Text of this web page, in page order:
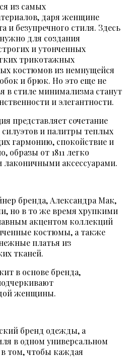
из самых
даря женщине
и безупречного стиля. Здесь
для создания
и утонченных
трикотажных
костюмов из немнущейся
и брюк. Но это еще не
в стиле минимализма станут
и элегантности.
представляет сочетание
и палитры теплых
гармонию, спокойствие и
от 1811 легко
аксессуарами.
бренда, Александра Мак,
но в то же время хрупкими
акцентом коллекций
костюмы, а также
платья из
тканей.
в основе бренда,
женщины.
бренд одежды, а
в одном универсальном
том, чтобы каждая